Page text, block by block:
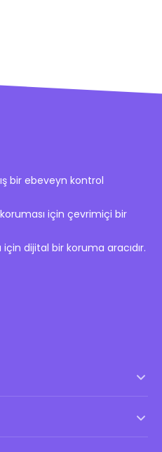
bir ebeveyn kontrol
için çevrimiçi bir
için dijital bir koruma aracıdır.